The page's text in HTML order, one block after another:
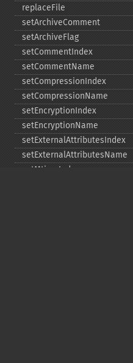
replaceFile
setArchiveComment
setArchiveFlag
setCommentIndex
setCommentName
setCompressionIndex
setCompressionName
setEncryptionIndex
setEncryptionName
setExternalAttributesIndex
setExternalAttributesName
setMtimeIndex